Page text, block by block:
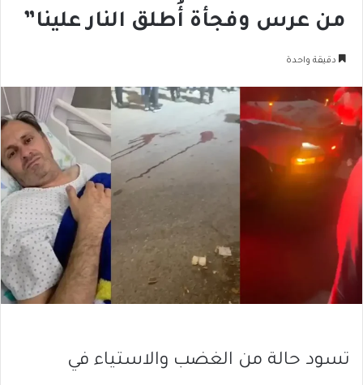
من عرس وفجأة أُطلق النار علينا”
دقيقة واحدة
تسود حالة من الغضب والاستياء في